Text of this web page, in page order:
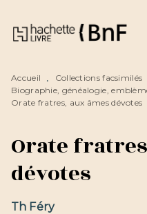
MENU
Accueil • Collections facsimilés
Biographie, généalogie,
Orate fratres, aux âmes dévotes
Orate
dévotes
Th Féry